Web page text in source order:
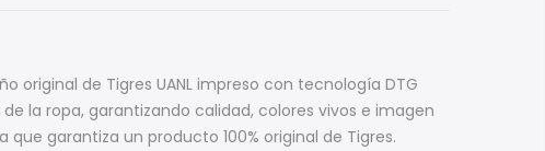
original de Tigres UANL impreso con tecnología DTG
la ropa, garantizando calidad, colores vivos e imagen
garantiza un producto 100% original de Tigres.